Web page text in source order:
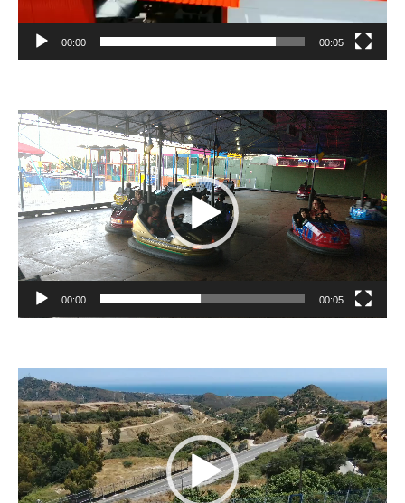
00:00 00:05
Video
Player
00:00 00:05
Video
Player